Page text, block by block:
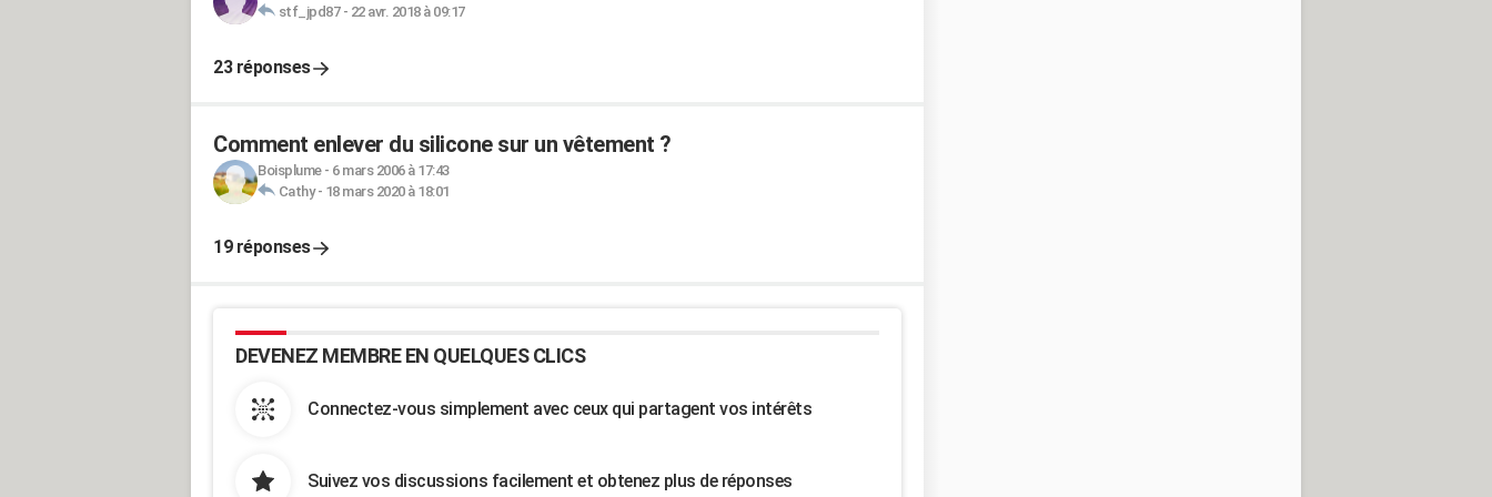
stf_jpd87- 22 avr. 2018 à 09:17
23 réponses
Comment enlever du silicone sur un vêtement ?
Boisplume- 6 mars 2006 à 17:43
Cathy- 18 mars 2020 à 18:01
19 réponses
DEVENEZ MEMBRE EN QUELQUES CLICS
Connectez-vous simplement avec ceux qui partagent vos intérêts
Suivez vos discussions facilement et obtenez plus de réponses